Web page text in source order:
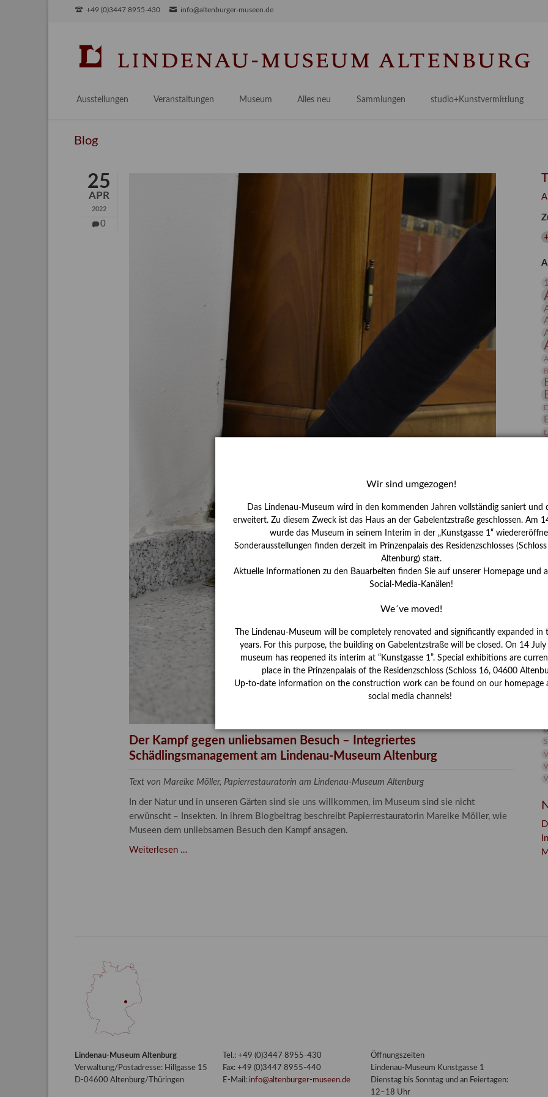
+49 (0)3447 8955-430 info@altenburger-museen.de
Ausstellungen
Aktuell
Veranstaltungen Museum
Digitales
Team
Praktikum / Praxisprojekt
Alles neu
Länderübergreifende kulturtouristische Ziele
Sammlungen
Malerei 17.–19. Jh.
Grafische Sammlung
Restaurierung
Forschung
studio+Kunstvermittlung
Angebote für Kitas
Angebote für Schulen
Blog
25
APR
2022
0
Der Kampf gegen unliebsamen Besuch – Integriertes
Schädlingsmanagement am Lindenau-Museum Altenburg
Text von Mareike Möller, Papierrestauratorin am Lindenau-Museum Altenburg
In der Natur und in unseren Gärten sind sie uns willkommen, im Museum sind sie nicht
erwünscht – Insekten. In ihrem Blogbeitrag beschreibt Papierrestauratorin Mareike Möller, wie
Museen dem unliebsamen Besuch den Kampf ansagen.
Weiterlesen …Der
Lindenau-Museum Altenburg
Verwaltung/Postadresse: Hillgasse 15
D-04600 Altenburg/Thüringen
Tel.: +49 (0)3447 8955-430
Fax: +49 (0)3447 8955-440
E-Mail: info@altenburger-museen.de
Öffnungszeiten
Lindenau-Museum Kunstgasse 1
Dienstag bis Sonntag und an Feiertagen:
12–18 Uhr
Wir sind umgezogen!
Das Lindenau-Museum wird in den kommenden Jahren vollständig saniert und
erweitert. Zu diesem Zweck ist das Haus an der Gabelentzstraße geschlossen. Am
wurde das Museum in seinem Interim in der „Kunstgasse 1“
Sonderausstellungen finden derzeit im Prinzenpalais des Residenzschlosses
Altenburg) statt.
Aktuelle Informationen zu den Bauarbeiten finden Sie auf unserer Homepage und
Social-Media-Kanälen!
We´ve moved!
The Lindenau-Museum will be completely renovated and significantly expanded in
years. For this purpose, the building on Gabelentzstraße will be closed. On 14
museum has reopened its interim at “Kunstgasse 1”. Special exhibitions are
place in the Prinzenpalais of the Residenzschloss (Schloss 16, 04600
Up-to-date information on the construction work can be found on our homepage
social media channels!